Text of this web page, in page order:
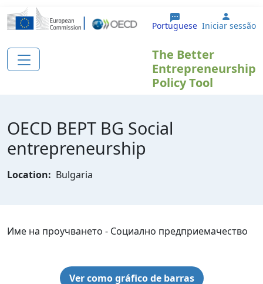
Passar para o conteúdo principal
Portuguese User
Iniciar sessão
The Better
Entrepreneurship
Policy Tool
OECD BEPT BG Social
entrepreneurship
Location: Bulgaria
Име на проучването - Социално предприемачество
Ver como gráfico de barras